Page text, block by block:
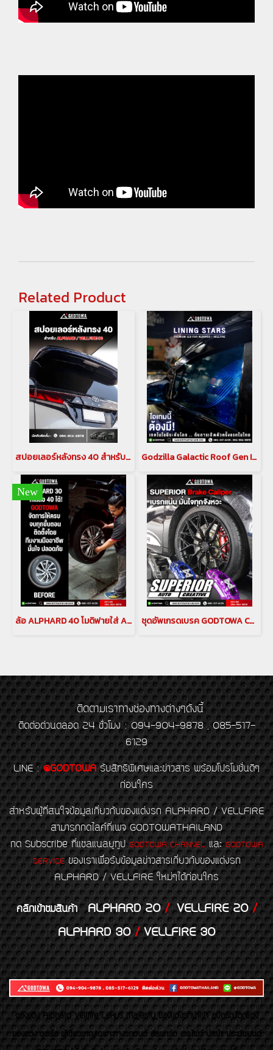
Related Product
สปอยเลอร์หลังทรง 40 สำหรับ ALPHARD / VELLFIRE 30 Godzilla Galactic Roof Gen II หลังคาดาวสำหรับ อัลพาร์ด เวลไฟร์ ALPHARD/VELLFIRE 20 รุ่นปี 2008-2014 , ALPHARD/VELLFIRE 30 รุ่นปี 2015-2023(copy)(copy)
New
ล้อ ALPHARD 40 โมดิฟายใส่ ALPHARD 30 ชุดอัพเกรดเบรค GODTOWA CALIPER BREAK คาลิปเปอร์เบรก ดิสเบรค GODTOWA สำหรับรถยนต์ ALPHARD / VELLFIRE 30 รุ่นปี 2015-2022(copy)(copy)
ติดตามเราทางช่องทางต่างๆดังนี้
ติดต่อด่วนตลอด 24 ชั่วโมง : 094-904-9878 , 085-517-
6129
LINE : @GODTOWA รับสิทธิพิเศษและข่าวสาร พร้อมโปรโมชั่นดีๆ
ก่อนใคร
สำหรับผู้ที่สนใจข้อมูลเกี่ยวกับของแต่งรถ ALPHARD / VELLFIRE
สามารถกดไลค์ที่เพจ GODTOWATHAILAND
กด Subscribe ที่แชลแนลยูทูป GODTOWA CHANNELและGODTOWA
SERVICEของเราเพื่อรับข้อมูลข่าวสารเกี่ยวกับของแต่งรถ
ALPHARD / VELLFIRE ใหม่ๆได้ก่อนใคร
คลิกเข้าชมสินค้า ALPHARD 20/VELLFIRE 20/
ALPHARD 30/VELLFIRE 30
ของเเต่ง Alphard Vellfire Lexus Majesty ของเเต่งรถนำเข้า อุปกรณ์ตกแต่ง
ของแต่ง ชุดล้อ ผู้เชี่ยวชาญเฉพาะทางรถยนต์ อัลพาร์ด เวลไฟร์ นำเข้า ประดับยนต์